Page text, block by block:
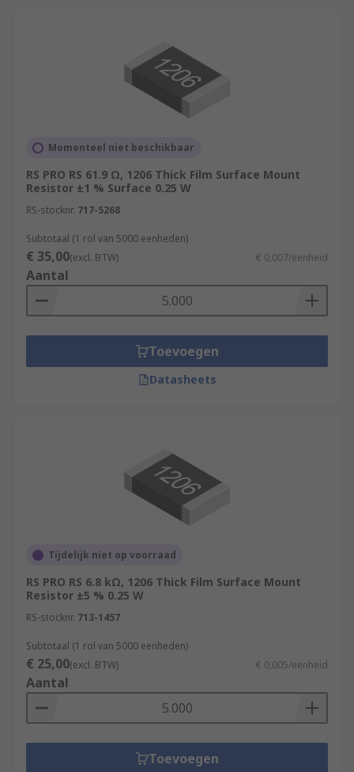
Momenteel niet beschikbaar
RS PRO RS 61.9 Ω, 1206 Thick Film Surface Mount
Resistor ±1 % Surface 0.25 W
RS-stocknr. 717-5268
Subtotaal (1 rol van 5000 eenheden)
€ 35,00(excl. BTW) € 0,007/eenheid
Aantal
Toevoegen
Datasheets
Tijdelijk niet op voorraad
RS PRO RS 6.8 kΩ, 1206 Thick Film Surface Mount
Resistor ±5 % 0.25 W
RS-stocknr. 713-1457
Subtotaal (1 rol van 5000 eenheden)
€ 25,00(excl. BTW) € 0,005/eenheid
Aantal
Toevoegen